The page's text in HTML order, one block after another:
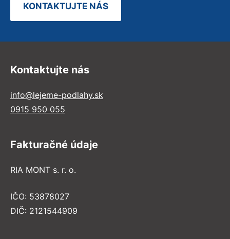
KONTAKTUJTE NÁS
Kontaktujte nás
info@lejeme-podlahy.sk
0915 950 055
Fakturačné údaje
RIA MONT s. r. o.
IČO: 53878027
DIČ: 2121544909